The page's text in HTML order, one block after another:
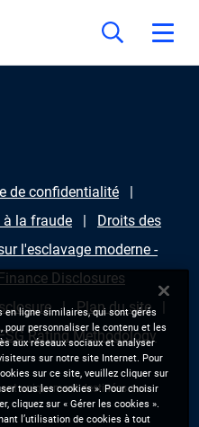
de confidentialité
à la fraude
Droits des
l'esclavage moderne -
Disclosures
Plan du site
Rating Methodology
uniquement destinées aux
ligne similaires, qui sont gérés
pour personnaliser le contenu et les
aux réseaux sociaux et analyser
sur notre site Internet. Pour
sur ce site, veuillez cliquer sur
tous les cookies ». Pour choisir
cliquez sur « Gérer les cookies ».
l’utilisation de cookies à tout